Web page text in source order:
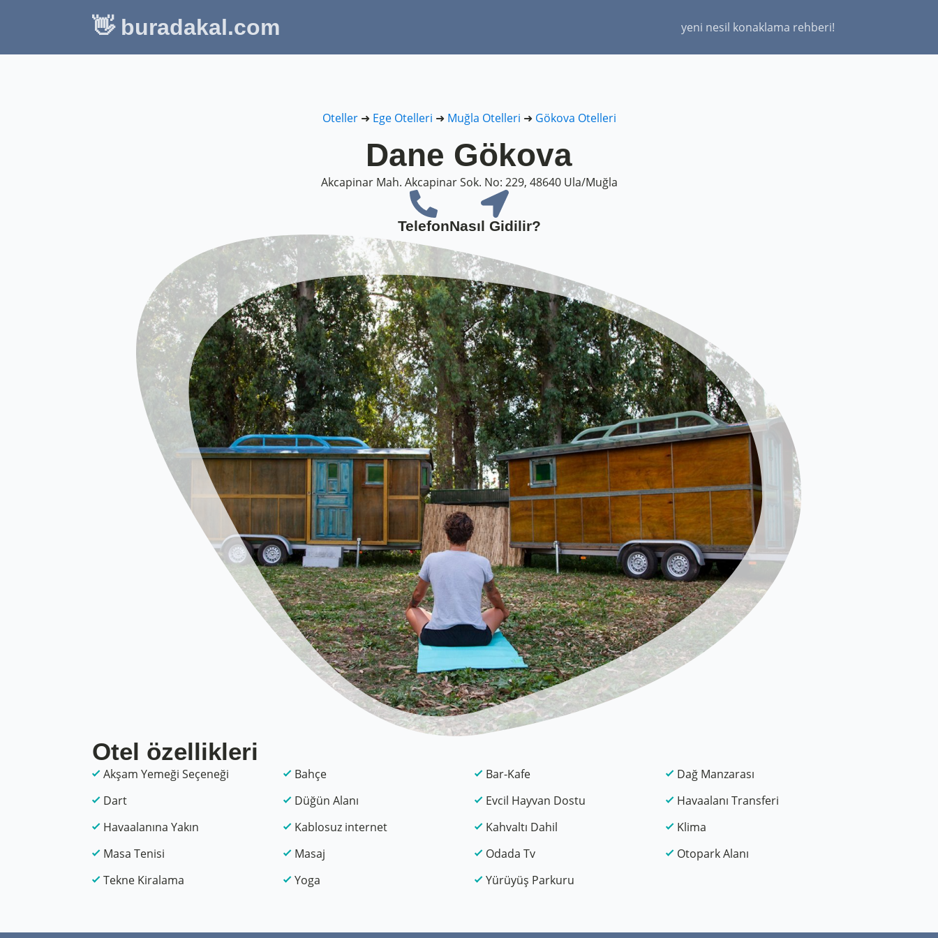
👋 buradakal.com yeni nesil konaklama rehberi!
Oteller➜ Ege Otelleri ➜ Muğla Otelleri ➜ Gökova Otelleri
Dane Gökova
Akcapinar Mah. Akcapinar Sok. No: 229, 48640 Ula/Muğla
TelefonNasıl Gidilir?
Otel özellikleri
Akşam Yemeği Seçeneği Bahçe Bar-Kafe
Dağ Manzarası
Dart
Düğün Alanı Evcil Hayvan Dostu
Havaalanı Transferi
Havaalanına Yakın
Kablosuz internet Kahvaltı Dahil
Klima
Masa Tenisi
Masaj Odada Tv
Otopark Alanı
Tekne Kiralama
Yoga Yürüyüş Parkuru